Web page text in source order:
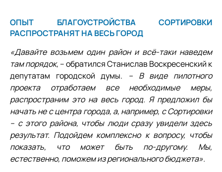
ОПЫТ БЛАГОУСТРОЙСТВА СОРТИРОВКИ
РАСПРОСТРАНЯТ НА ВЕСЬ ГОРОД
«Давайте возьмем один район и всё-таки наведем
там порядок, – обратился Станислав Воскресенский к
депутатам городской думы. – В виде пилотного
проекта отработаем все необходимые меры,
распространим это на весь город. Я предложил бы
начать не с центра города, а, например, с Сортировки
– с этого района, чтобы люди сразу увидели здесь
результат. Подойдем комплексно к вопросу, чтобы
показать, что может быть по-другому. Мы,
естественно, поможем из регионального бюджета».